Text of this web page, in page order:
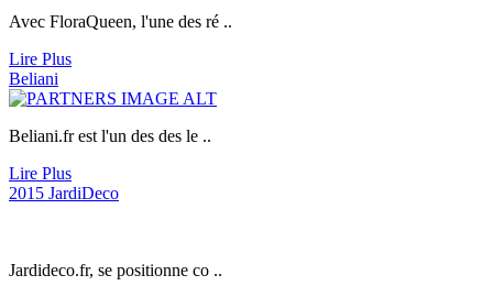
Avec FloraQueen, l'une des ré ..
Lire Plus
Beliani
Beliani.frest l'un des des le ..
Lire Plus
2015 JardiDeco
Jardideco.fr, se positionne co ..